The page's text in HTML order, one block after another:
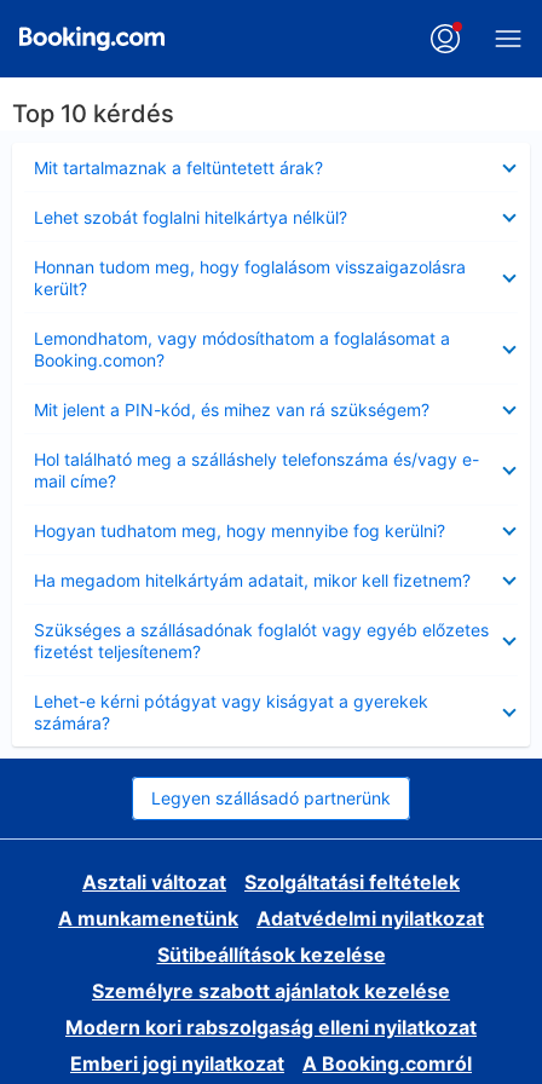
Top 10 kérdés
Mit tartalmaznak a feltüntetett árak?
Lehet szobát foglalni hitelkártya nélkül?
Honnan tudom meg, hogy foglalásom visszaigazolásra
került?
Lemondhatom, vagy módosíthatom a foglalásomat a
Booking.comon?
Mit jelent a PIN-kód, és mihez van rá szükségem?
Hol található meg a szálláshely telefonszáma és/vagy e-
mail címe?
Hogyan tudhatom meg, hogy mennyibe fog kerülni?
Ha megadom hitelkártyám adatait, mikor kell fizetnem?
Szükséges a szállásadónak foglalót vagy egyéb előzetes
fizetést teljesítenem?
Lehet-e kérni pótágyat vagy kiságyat a gyerekek
számára?
Legyen szállásadó partnerünk
Asztali változat
Szolgáltatási feltételek
A munkamenetünk
Adatvédelmi nyilatkozat
Sütibeállítások kezelése
Személyre szabott ajánlatok kezelése
Modern kori rabszolgaság elleni nyilatkozat
Emberi jogi nyilatkozat
A Booking.comról